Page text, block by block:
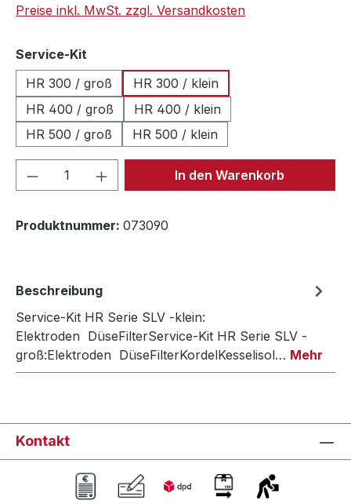
Preise inkl. MwSt. zzgl. Versandkosten
Service-Kit
HR 300 / groß
HR 300 / klein
HR 400 / groß
HR 400 / klein
HR 500 / groß
HR 500 / klein
Produkt Anzahl: Gib denIn den Warenkorb
Produktnummer: 073090
Beschreibung
Service-Kit HR Serie SLV -klein:
Elektroden DüseFilterService-Kit HR Serie SLV -
groß:Elektroden DüseFilterKordelKesselisol… Mehr
Kontakt